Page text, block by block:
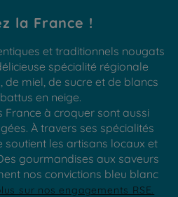
la France !
et traditionnels nougats
spécialité régionale
de miel, de sucre et de blancs
en neige.
France à croquer sont aussi
À travers ses spécialités
soutient les artisans locaux et
gourmandises aux saveurs
nos convictions bleu blanc
sur nos engagements RSE.